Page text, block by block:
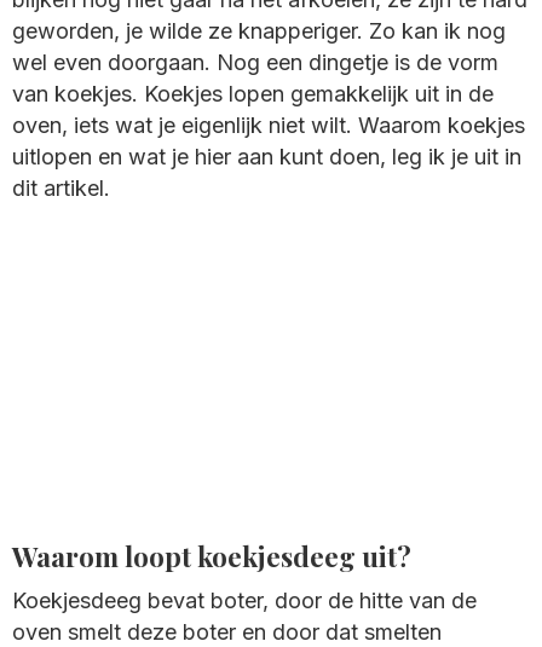
geworden, je wilde ze knapperiger. Zo kan ik nog
wel even doorgaan. Nog een dingetje is de vorm
van koekjes. Koekjes lopen gemakkelijk uit in de
oven, iets wat je eigenlijk niet wilt. Waarom koekjes
uitlopen en wat je hier aan kunt doen, leg ik je uit in
dit artikel.
Waarom loopt koekjesdeeg uit?
Koekjesdeeg bevat boter, door de hitte van de
oven smelt deze boter en door dat smelten